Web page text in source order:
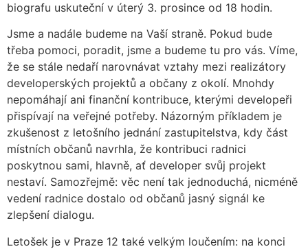
biografu uskuteční v úterý 3. prosince od 18 hodin.
Jsme a nadále budeme na Vaší straně. Pokud bude
třeba pomoci, poradit, jsme a budeme tu pro vás. Víme,
že se stále nedaří narovnávat vztahy mezi realizátory
developerských projektů a občany z okolí. Mnohdy
nepomáhají ani finanční kontribuce, kterými developeři
přispívají na veřejné potřeby. Názorným příkladem je
zkušenost z letošního jednání zastupitelstva, kdy část
místních občanů navrhla, že kontribuci radnici
poskytnou sami, hlavně, ať developer svůj projekt
nestaví. Samozřejmě: věc není tak jednoduchá, nicméně
vedení radnice dostalo od občanů jasný signál ke
zlepšení dialogu.
Letošek je v Praze 12 také velkým loučením: na konci